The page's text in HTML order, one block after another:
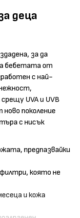
деца
за да
бебетата от
с най-
UVA и UVB
поколение
с нисък
предпазвайки
която не
и кожа